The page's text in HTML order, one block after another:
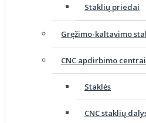
Staklių priedai
Gręžimo-kaltavimo
CNC apdirbimo centrai
Staklės
CNC staklių